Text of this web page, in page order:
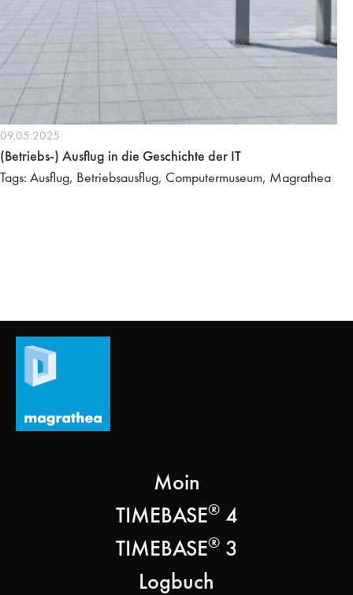
09.05.2025
(Betriebs-) Ausflug in die Geschichte der IT
Tags: Ausflug, Betriebsausflug, Computermuseum, Magrathea
Moin
TIMEBASE®4
TIMEBASE®3
Logbuch